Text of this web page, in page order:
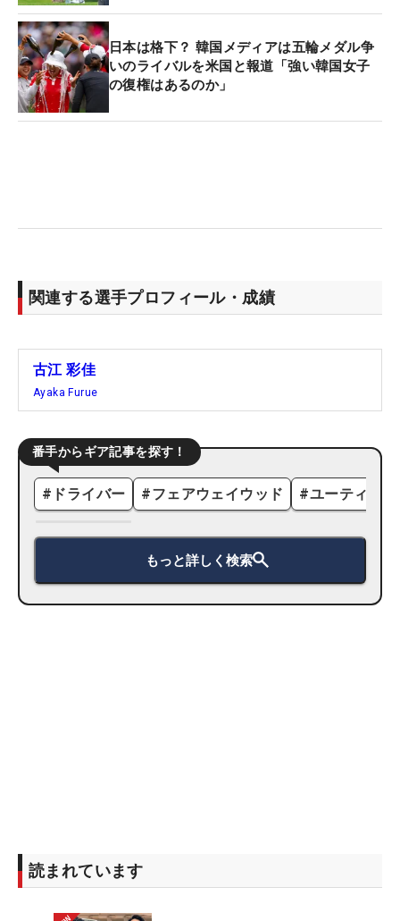
日本は格下？ 韓国メディアは五輪メダル争
いのライバルを米国と報道「強い韓国女子
の復権はあるのか」
関連する選手プロフィール・成績
古江 彩佳
Ayaka Furue
番手からギア記事を探す！
# ドライバー #フェアウェイウッド #ユーティリ
もっと詳しく検索
読まれています